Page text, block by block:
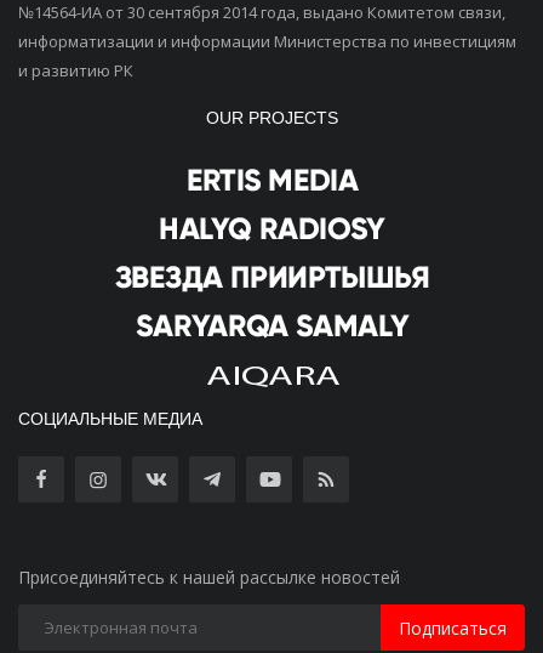
№14564-ИА от 30 сентября 2014 года, выдано Комитетом связи,
информатизации и информации Министерства по инвестициям
и развитию РК
OUR PROJECTS
СОЦИАЛЬНЫЕ МЕДИА
Присоединяйтесь к нашей рассылке новостей
Подписаться